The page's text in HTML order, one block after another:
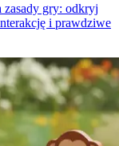
gry: odkryj
i prawdziwe